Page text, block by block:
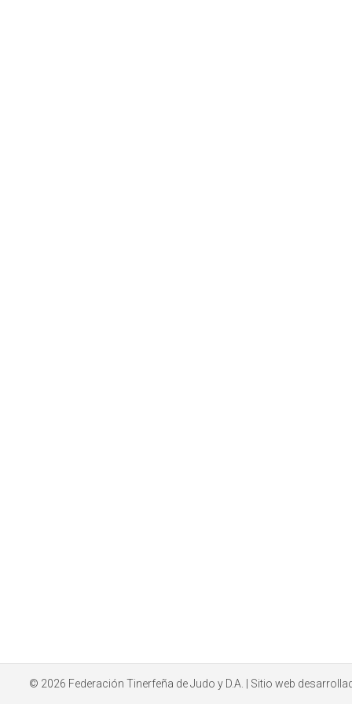
© 2026 Federación Tinerfeña de Judo y D.A. | Sitio web